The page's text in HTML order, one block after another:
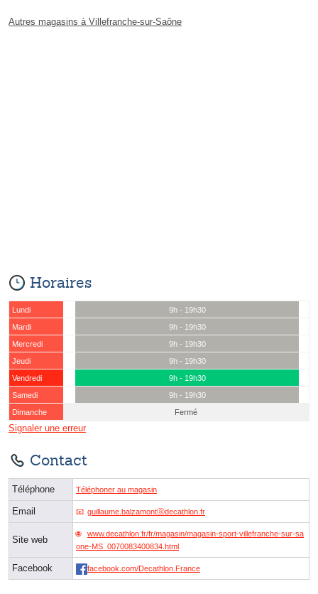
Autres magasins à Villefranche-sur-Saône
Horaires
Lundi
9h - 19h30
Mardi
9h - 19h30
Mercredi
9h - 19h30
Jeudi
9h - 19h30
Vendredi
9h - 19h30
Samedi
9h - 19h30
Dimanche
Fermé
Signaler une erreur
Contact
Téléphone Téléphoner au magasin
Email guillaume.balzamontⓐdecathlon.fr
Site web
www.decathlon.fr/fr/magasin/magasin-sport-villefranche-sur-sa
one-MS_0070083400834.html
Facebook facebook.com/Decathlon.France